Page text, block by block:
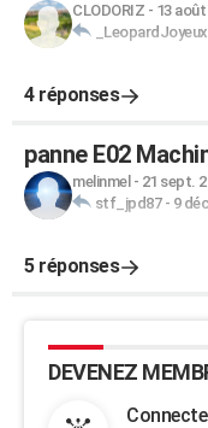
CLODORIZ - 13 août
_LeopardJoyeux
4 réponses
panne E02
melinmel - 21 sept.
stf_jpd87- 9
5 réponses
DEVENEZ